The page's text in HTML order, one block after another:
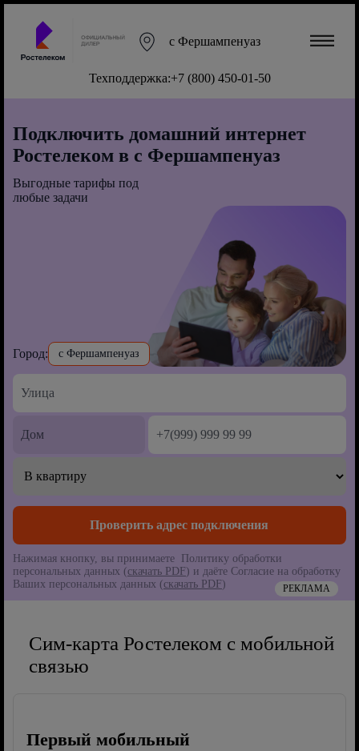
с Фершампенуаз
Техподдержка:+7 (800) 450-01-50
Подключить домашний интернет
Ростелеком в с Фершампенуаз
Выгодные тарифы под
любые задачи
Город: с Фершампенуаз
Нажимая кнопку, вы принимаете Политику обработки
персональных данных (скачать PDF) и даёте Согласие на обработку
Ваших персональных данных (скачать PDF) РЕКЛАМА
Сим-карта Ростелеком с мобильной
связью
Первый мобильный